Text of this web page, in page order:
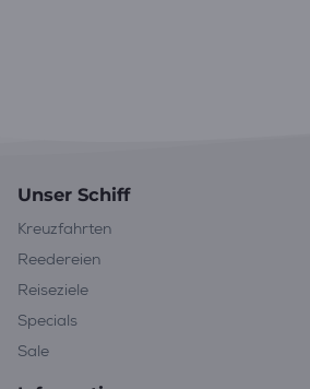
Unser Schiff
Kreuzfahrten
Reedereien
Reiseziele
Specials
Sale